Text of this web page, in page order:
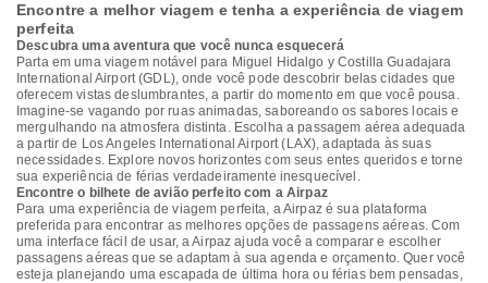
Encontre a melhor viagem e tenha a experiência de viagem
perfeita
Descubra uma aventura que você nunca esquecerá
Parta em uma viagem notável para Miguel Hidalgo y Costilla Guadajara
International Airport (GDL), onde você pode descobrir belas cidades que
oferecem vistas deslumbrantes, a partir do momento em que você pousa.
Imagine-se vagando por ruas animadas, saboreando os sabores locais e
mergulhando na atmosfera distinta. Escolha a passagem aérea adequada
a partir de Los Angeles International Airport (LAX), adaptada às suas
necessidades. Explore novos horizontes com seus entes queridos e torne
sua experiência de férias verdadeiramente inesquecível.
Encontre o bilhete de avião perfeito com a Airpaz
Para uma experiência de viagem perfeita, a Airpaz é sua plataforma
preferida para encontrar as melhores opções de passagens aéreas. Com
uma interface fácil de usar, a Airpaz ajuda você a comparar e escolher
passagens aéreas que se adaptam à sua agenda e orçamento. Quer você
esteja planejando uma escapada de última hora ou férias bem pensadas,